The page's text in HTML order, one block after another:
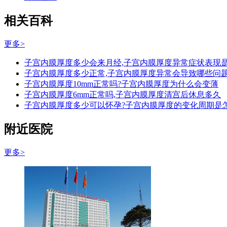
相关百科
更多>
子宫内膜厚度多少会来月经,子宫内膜厚度异常症状表现
子宫内膜厚度多少正常,子宫内膜厚度异常会导致哪些问
子宫内膜厚度10mm正常吗?子宫内膜厚度为什么会变薄
子宫内膜厚度6mm正常吗,子宫内膜厚度清宫后休息多久
子宫内膜厚度多少可以怀孕?子宫内膜厚度的变化周期是
附近医院
更多>